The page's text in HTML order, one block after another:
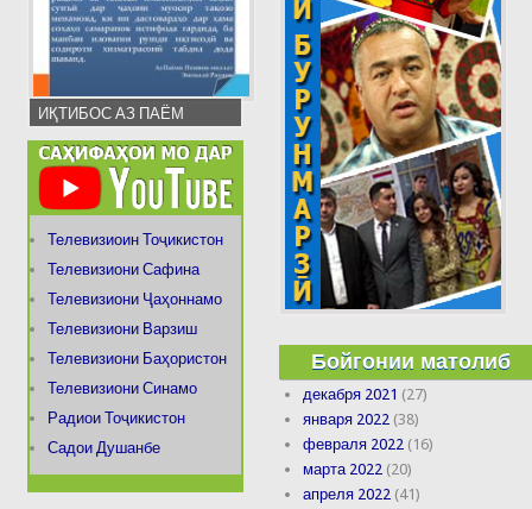
ИҚТИБОС АЗ ПАЁМ
Телевизиоин Тоҷикистон
Телевизиони Сафина
Телевизиони Ҷаҳоннамо
Телевизиони Варзиш
Телевизиони Баҳористон
Телевизиони Синамо
Радиои Тоҷикистон
Садои Душанбе
Бойгонии матолиб
декабря 2021 (27)
января 2022 (38)
февраля 2022 (16)
марта 2022 (20)
апреля 2022 (41)